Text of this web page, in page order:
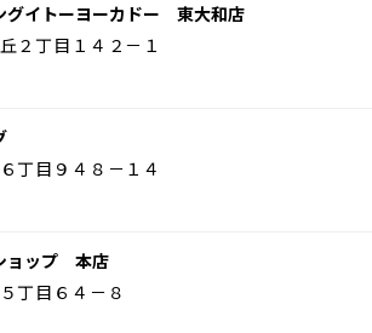
グイトーヨーカドー 東大和店
２丁目１４２－１
丁目９４８－１４
ョップ 本店
丁目６４－８